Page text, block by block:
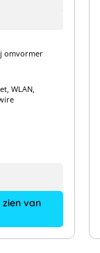
omvormer
WLAN,
van